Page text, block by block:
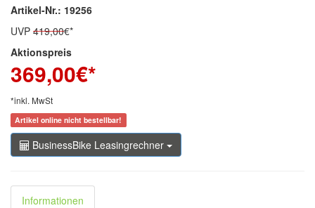
Artikel-Nr.: 19256
UVP 419,00€*
Aktionspreis
369,00€*
*inkl. MwSt
Artikel online nicht bestellbar!
BusinessBike Leasingrechner
Informationen